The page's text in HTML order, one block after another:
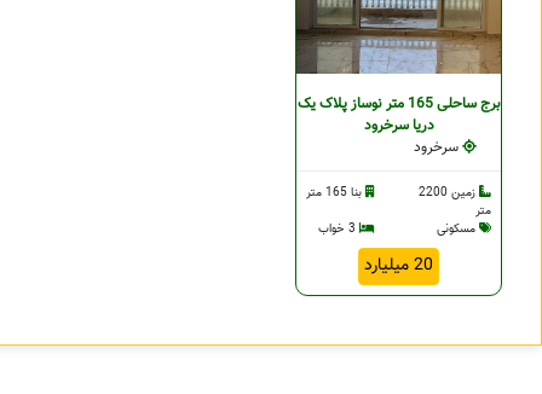
برج ساحلی 165 متر نوساز پلاک یک
دریا سرخرود
سرخرود
زمین 2200
متر
بنا 165 متر
مسکونی
20 میلیارد